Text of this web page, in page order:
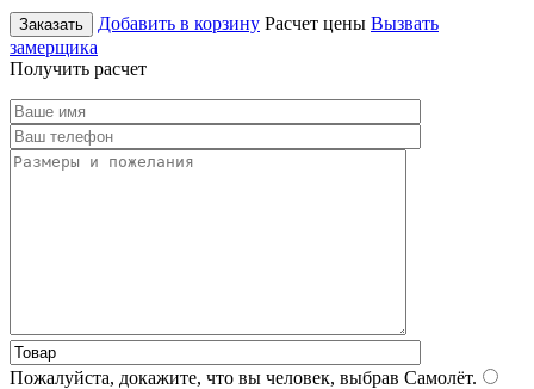
Заказать Добавить в корзину Расчет цены Вызвать
замерщика
Получить расчет
Пожалуйста, докажите, что вы человек, выбрав Самолёт.